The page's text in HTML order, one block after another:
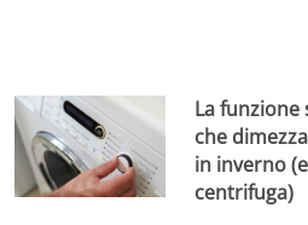
La funzione
che
in inverno
centrifuga)